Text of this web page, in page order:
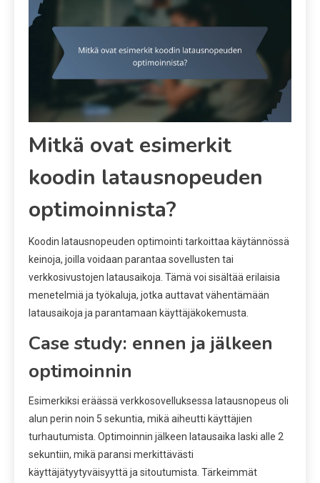
Mitkä ovat esimerkit
koodin latausnopeuden
optimoinnista?
Koodin latausnopeuden optimointi tarkoittaa käytännössä
keinoja, joilla voidaan parantaa sovellusten tai
verkkosivustojen latausaikoja. Tämä voi sisältää erilaisia
menetelmiä ja työkaluja, jotka auttavat vähentämään
latausaikoja ja parantamaan käyttäjäkokemusta.
Case study: ennen ja jälkeen
optimoinnin
Esimerkiksi eräässä verkkosovelluksessa latausnopeus oli
alun perin noin 5 sekuntia, mikä aiheutti käyttäjien
turhautumista. Optimoinnin jälkeen latausaika laski alle 2
sekuntiin, mikä paransi merkittävästi
käyttäjätyytyväisyyttä ja sitoutumista. Tärkeimmät